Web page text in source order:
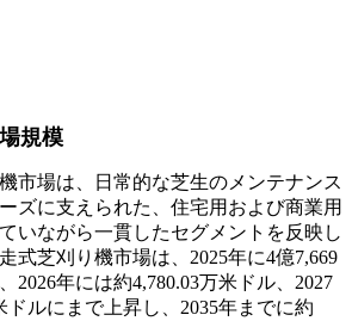
規模
市場は、日常的な芝生のメンテナンス
ズに支えられた、住宅用および商業用
いながら一貫したセグメントを反映し
式芝刈り機市場は、2025年に4億7,669
2026年には約4,780.03万米ドル、2027
ドルにまで上昇し、2035年までに約